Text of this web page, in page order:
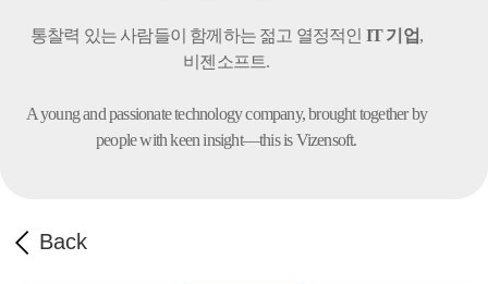
통찰력 있는 사람들이 함께하는 젊고 열정적인 IT 기업,
비젠소프트.
A young and passionate technology company,brought together by
people with keen insight—this is Vizensoft.
Back